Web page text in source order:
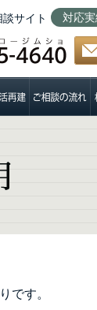
サイト 対応
です。